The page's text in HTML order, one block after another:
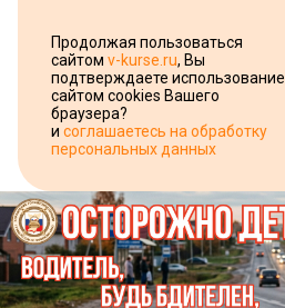
Продолжая пользоваться
сайтом v-kurse.ru, Вы
подтверждаете использование
сайтом cookies Вашего
браузера?
и соглашаетесь на обработку
персональных данных